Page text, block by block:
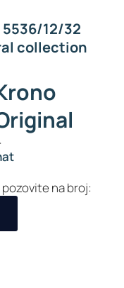
12/32
collection
na broj: